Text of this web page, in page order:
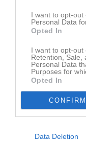
I want to opt-
Personal Data
Opted In
I want to opt-out
Retention, Sale,
Personal Data
Purposes for
Opted In
CONFIRM
Data Deletion
Inget album finns
Logga in som
På gång